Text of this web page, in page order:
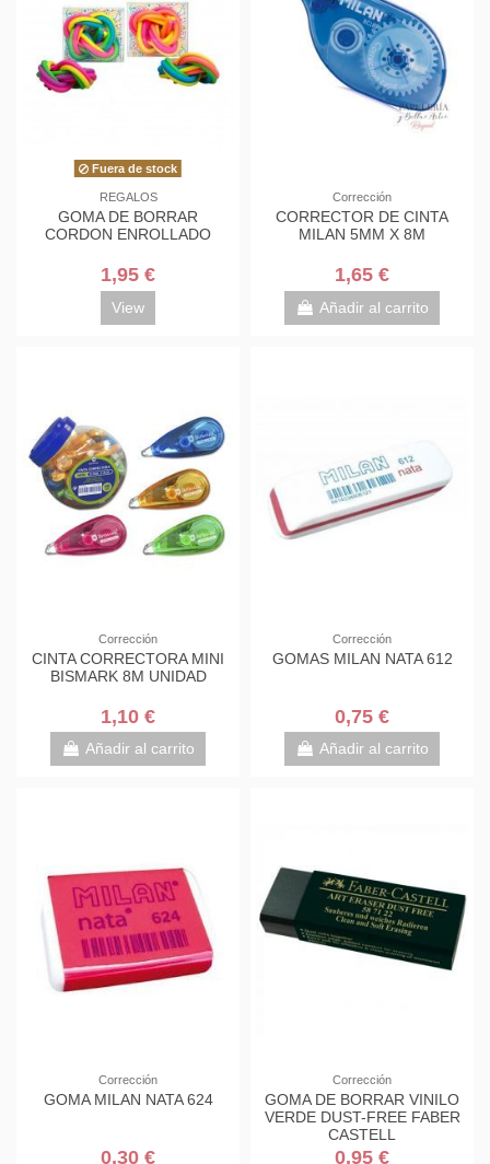
Fuera de stock
REGALOS
GOMA DE BORRAR
CORDON ENROLLADO
1,95 €
View
Corrección
CORRECTOR DE CINTA
MILAN 5MM X 8M
1,65 €
Añadir al carrito
Corrección
CINTA CORRECTORA MINI
BISMARK 8M UNIDAD
1,10 €
Añadir al carrito
Corrección
GOMAS MILAN NATA 612
0,75 €
Añadir al carrito
Corrección
GOMA MILAN NATA 624
0,30 €
Corrección
GOMA DE BORRAR VINILO
VERDE DUST-FREE FABER
CASTELL
0,95 €